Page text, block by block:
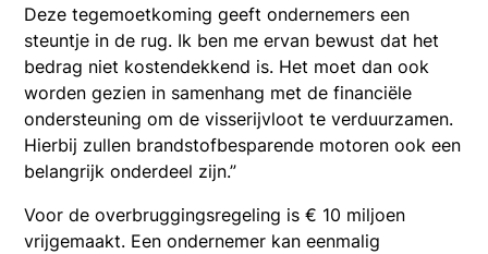
Deze tegemoetkoming geeft ondernemers een
steuntje in de rug. Ik ben me ervan bewust dat het
bedrag niet kostendekkend is. Het moet dan ook
worden gezien in samenhang met de financiële
ondersteuning om de visserijvloot te verduurzamen.
Hierbij zullen brandstofbesparende motoren ook een
belangrijk onderdeel zijn.”
Voor de overbruggingsregeling is € 10 miljoen
vrijgemaakt. Een ondernemer kan eenmalig